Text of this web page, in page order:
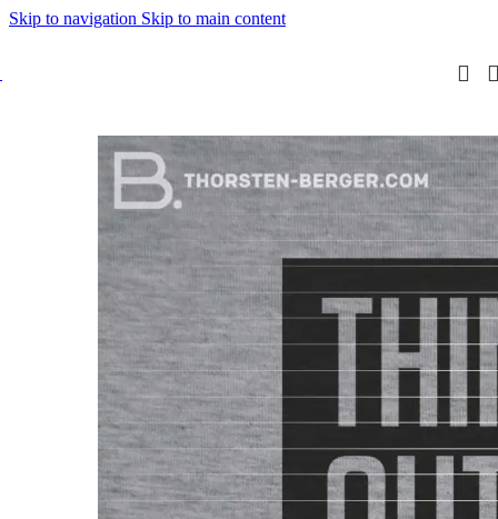
Skip to navigation Skip to main content